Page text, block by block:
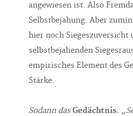
angewiesen ist. Also
Selbstbejahung. Aber
hier noch Siegeszuversicht
selbstbejahenden
empirisches Element des
Stärke.
Sodann dasGedächtnis.